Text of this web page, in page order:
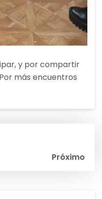
y por compartir
más encuentros
Próximo